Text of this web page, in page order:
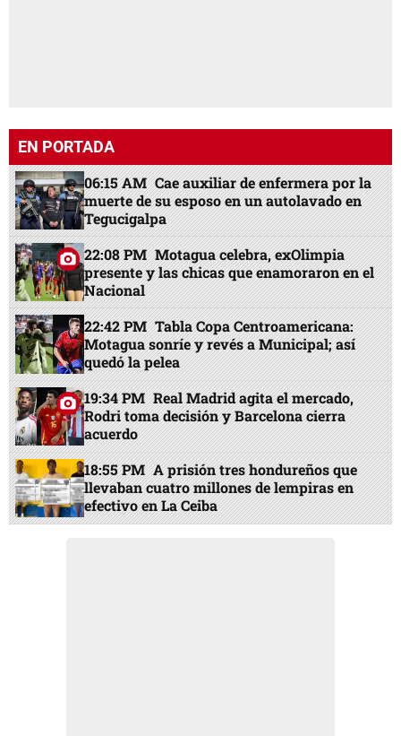
EN PORTADA
06:15 AM Cae auxiliar de enfermera por la
muerte de su esposo en un autolavado en
Tegucigalpa
22:08 PM Motagua celebra, exOlimpia
presente y las chicas que enamoraron en el
Nacional
22:42 PM Tabla Copa Centroamericana:
Motagua sonríe y revés a Municipal; así
quedó la pelea
19:34 PM Real Madrid agita el mercado,
Rodri toma decisión y Barcelona cierra
acuerdo
18:55 PM A prisión tres hondureños que
llevaban cuatro millones de lempiras en
efectivo en La Ceiba